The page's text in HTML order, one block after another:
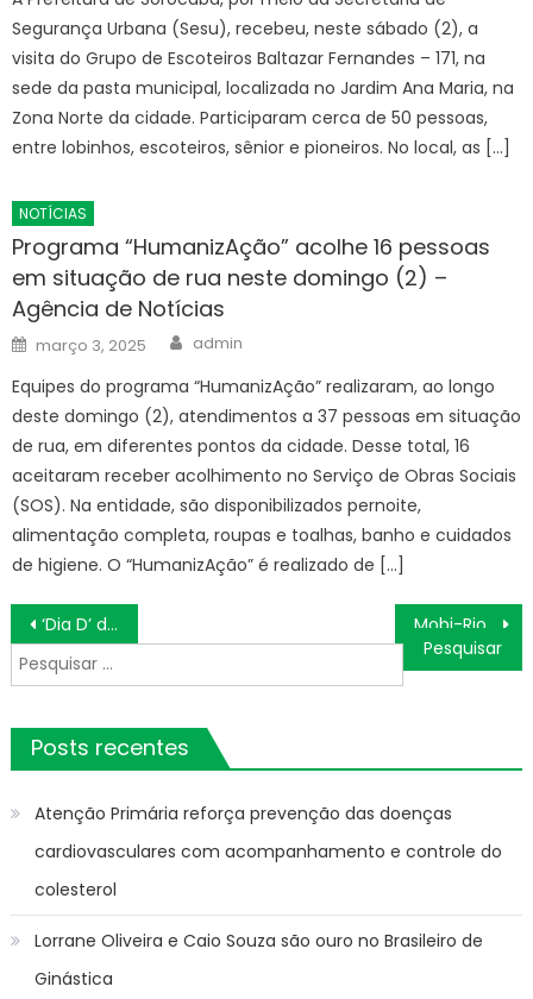
Segurança Urbana (Sesu), recebeu, neste sábado (2), a
visita do Grupo de Escoteiros Baltazar Fernandes – 171, na
sede da pasta municipal, localizada no Jardim Ana Maria, na
Zona Norte da cidade. Participaram cerca de 50 pessoas,
entre lobinhos, escoteiros, sênior e pioneiros. No local, as […]
NOTÍCIAS
Programa “HumanizAção” acolhe 16 pessoas
em situação de rua neste domingo (2) –
Agência de Notícias
Posted
on
março 3, 2025 Author
admin
Equipes do programa “HumanizAção” realizaram, ao longo
deste domingo (2), atendimentos a 37 pessoas em situação
de rua, em diferentes pontos da cidade. Desse total, 16
aceitaram receber acolhimento no Serviço de Obras Sociais
(SOS). Na entidade, são disponibilizados pernoite,
alimentação completa, roupas e toalhas, banho e cuidados
de higiene. O “HumanizAção” é realizado de […]
Navegação
de
Post
‘Dia D’ de multivacinação aplica mais de 5,4 mil doses e reforça importância da imunização
Pesquisar
por:
Posts recentes
Atenção Primária reforça prevenção das doenças
cardiovasculares com acompanhamento e controle do
colesterol
Lorrane Oliveira e Caio Souza são ouro no Brasileiro de
Ginástica